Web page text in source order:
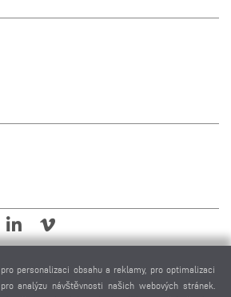
personalizaci obsahu a reklamy, pro optimalizaci
analýzu návštěvnosti našich webových stránek.